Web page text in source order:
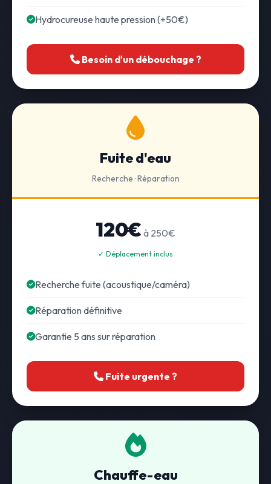
Hydrocureuse haute pression (+50€)
Besoin d'un débouchage ?
Fuite d'eau
Recherche · Réparation
120€ à 250€
✓ Déplacement inclus
Recherche fuite (acoustique/caméra)
Réparation définitive
Garantie 5 ans sur réparation
Fuite urgente ?
Chauffe-eau